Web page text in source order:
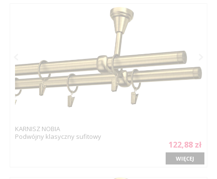
KARNISZ NOBIA
Podwójny klasyczny sufitowy
122,88 zł
WIĘCEJ